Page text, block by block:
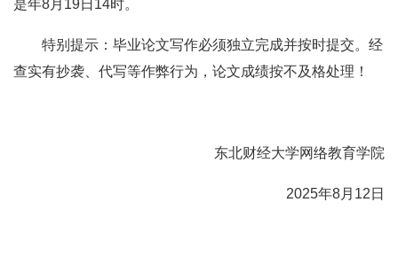
是年8月19日14时。
特别提示：毕业论文写作必须独立完成并按时提交。经
查实有抄袭、代写等作弊行为，论文成绩按不及格处理！
东北财经大学网络教育学院
2025年8月12日